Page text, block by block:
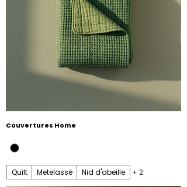
Couvertures Home
Quilt Metelassé Nid d'abeille + 2